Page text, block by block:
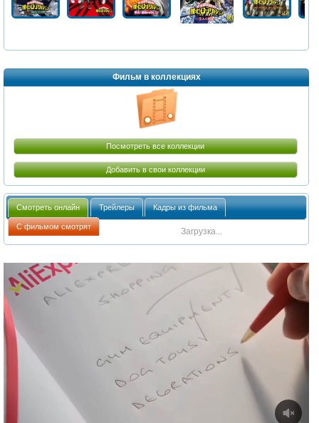
Фильм в коллекциях
Посмотреть все коллекции
Добавить в свои коллекции
Смотреть онлайн Трейлеры Кадры из фильма
С фильмом смотрят Загрузка...